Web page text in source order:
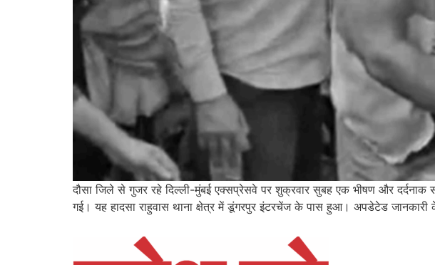
दौसा जिले से गुजर रहे दिल्ली-मुंबई एक्सप्रेसवे पर शुक्रवार सुबह एक भीषण और
गई। यह हादसा राहुवास थाना क्षेत्र में डूंगरपुर इंटरचेंज के पास हुआ। अपडेटेड